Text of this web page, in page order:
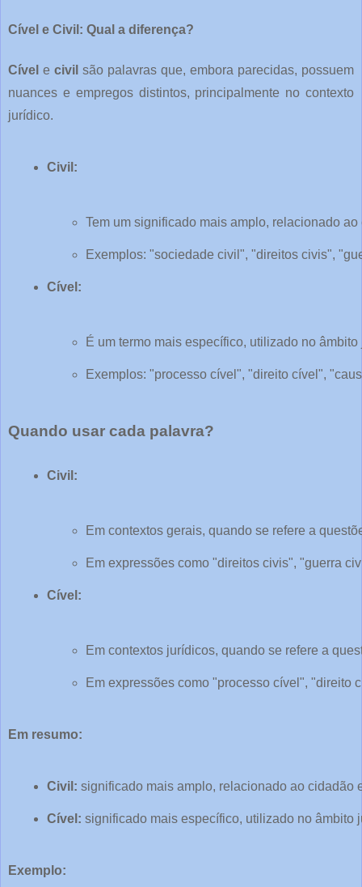
Cível e Civil: Qual a diferença?
Cível e civil são palavras que, embora parecidas, possuem
nuances e empregos distintos, principalmente no contexto
jurídico.
Civil:
Tem um significado mais amplo, relacionado
Exemplos: "sociedade civil", "direitos civis",
Cível:
É um termo mais específico, utilizado no
Exemplos: "processo cível", "direito cível",
Quando usar cada palavra?
Civil:
Em contextos gerais, quando se refere a
Em expressões como "direitos civis", "guerra
Cível:
Em contextos jurídicos, quando se refere a
Em expressões como "processo cível", "direito
Em resumo:
Civil: significado mais amplo, relacionado ao cidadão
Cível: significado mais específico, utilizado no âmbito
Exemplo: